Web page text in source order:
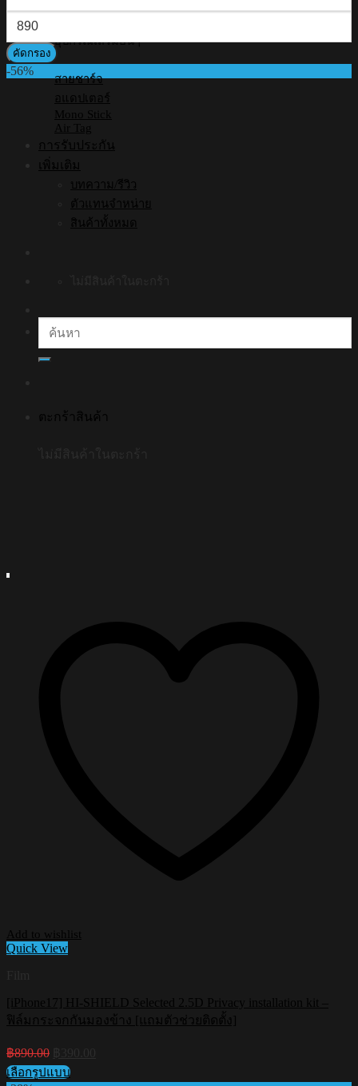
Samsung Boxset
อุปกรณ์เสริมอื่นๆ
สายชาร์จ
อแดปเตอร์
Mono Stick
Air Tag
การรับประกัน
เพิ่มเติม
บทความ/รีวิว
ตัวแทนจำหน่าย
สินค้าทั้งหมด
ค้นหา:
ตะกร้าสินค้า
ต่ำ
สุด
ราคา
สูงสุด
คัดกรอง
-56%
Add to wishlist
Quick View
[iPhone17] HI-SHIELD Selected 2.5D Privacy installation kit –
ฟิล์มกระจกกันมองข้าง [แถมตัวช่วยติดตั้ง]
฿890.00
price
was:
เลือกรูปแบบ